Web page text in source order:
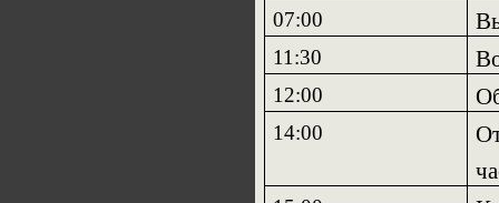
07:00
11:30
12:00
14:00